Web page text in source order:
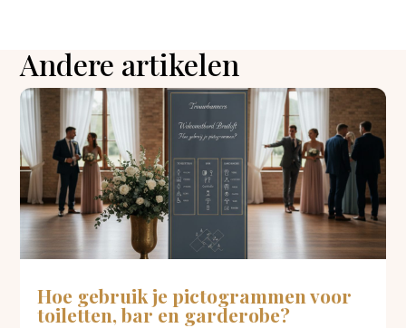
Andere artikelen
Hoe gebruik je pictogrammen voor
toiletten, bar en garderobe?